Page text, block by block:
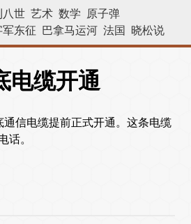
八世 艺术 数学
原子弹
军东征
巴拿马运河 法国
晓松说
建筑 二战 战役 苏哈托 侵略
复兴
中国 物理学
电缆开通
信电缆提前正式开通。这条电缆
话。